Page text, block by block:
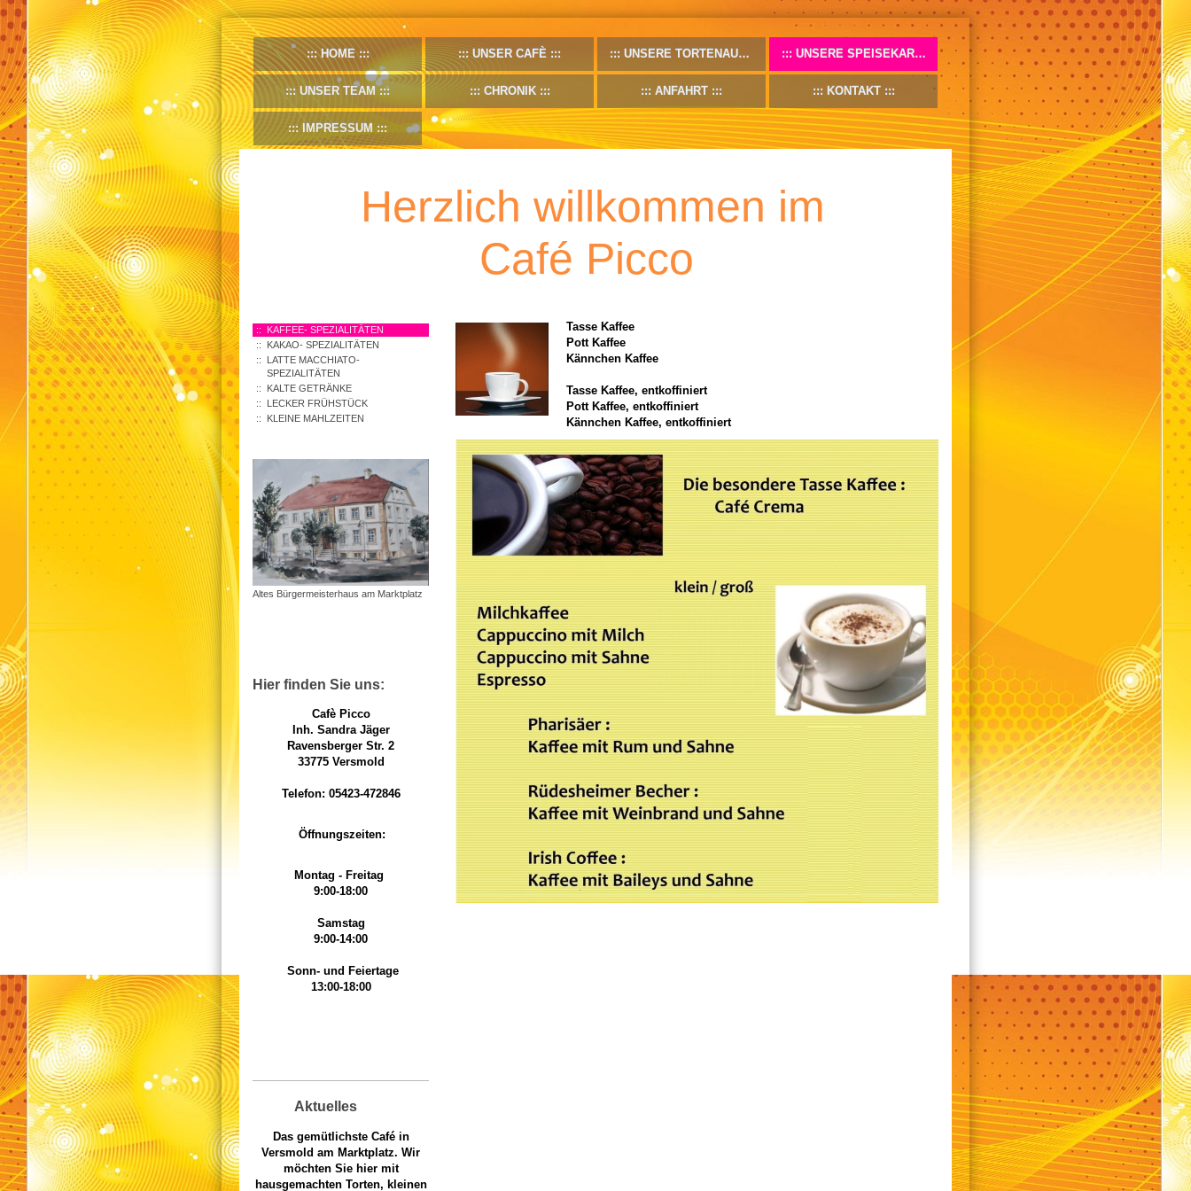
HOME UNSER CAFÈ UNSERE TORTENAUSWAHL UNSERE SPEISEKARTE
UNSER TEAM CHRONIK ANFAHRT KONTAKT
IMPRESSUM
Herzlich willkommen im
Café Picco
Tasse Kaffee
Pott Kaffee
Kännchen Kaffee
Tasse Kaffee, entkoffiniert
Pott Kaffee, entkoffiniert
Kännchen Kaffee, entkoffiniert
KAFFEE- SPEZIALITÄTEN
KAKAO- SPEZIALITÄTEN
LATTE MACCHIATO-
SPEZIALITÄTEN
KALTE GETRÄNKE
LECKER FRÜHSTÜCK
KLEINE MAHLZEITEN
Altes Bürgermeisterhaus am Marktplatz
Hier finden Sie uns:
Cafè Picco
Inh. Sandra Jäger
Ravensberger Str. 2
33775 Versmold
Telefon: 05423-472846
Öffnungszeiten:
Montag - Freitag
9:00-18:00
Samstag
9:00-14:00
Sonn- und Feiertage
13:00-18:00
Aktuelles
Das gemütlichste Café in
Versmold am Marktplatz. Wir
möchten Sie hier mit
hausgemachten Torten, kleinen